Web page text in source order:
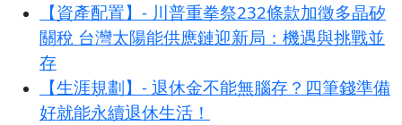
【資產配置】- 川普重拳祭232條款加徵多晶矽
關稅 台灣太陽能供應鏈迎新局：機遇與挑戰並
存
【生涯規劃】- 退休金不能無腦存？四筆錢準備
好就能永續退休生活！